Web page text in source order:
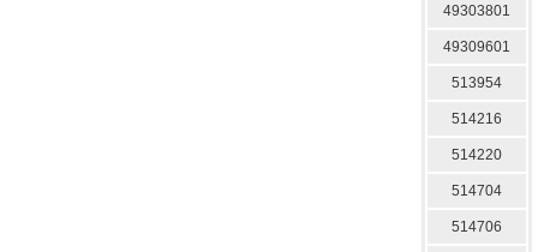
49303801
49309601
513954
514216
514220
514704
514706